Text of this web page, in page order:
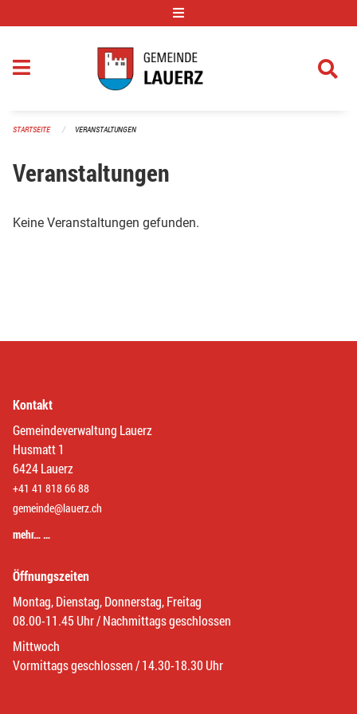
STARTSEITE VERANSTALTUNGEN
Veranstaltungen
Keine Veranstaltungen gefunden.
Kontakt
Gemeindeverwaltung Lauerz
Husmatt 1
6424 Lauerz
+41 41 818 66 88
gemeinde@lauerz.ch
mehr… …
Öffnungszeiten
Montag, Dienstag, Donnerstag, Freitag
08.00-11.45 Uhr / Nachmittags geschlossen
Mittwoch
Vormittags geschlossen / 14.30-18.30 Uhr